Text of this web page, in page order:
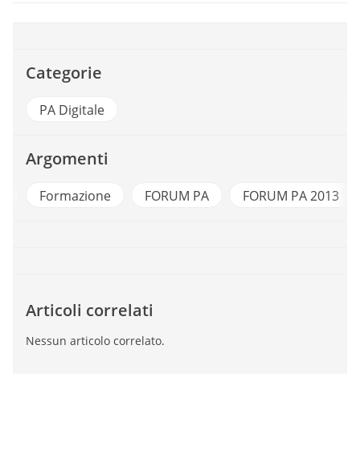
Categorie
PA Digitale
Argomenti
Formazione FORUM PA FORUM PA 2013
Articoli correlati
Nessun articolo correlato.